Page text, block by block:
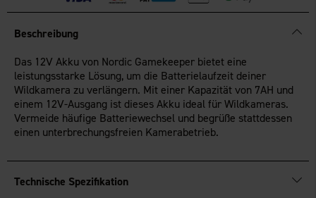
Beschreibung
Das 12V Akku von Nordic Gamekeeper bietet eine
leistungsstarke Lösung, um die Batterielaufzeit deiner
Wildkamera zu verlängern. Mit einer Kapazität von 7AH und
einem 12V-Ausgang ist dieses Akku ideal für Wildkameras.
Vermeide häufige Batteriewechsel und begrüße stattdessen
einen unterbrechungsfreien Kamerabetrieb.
Technische Spezifikation